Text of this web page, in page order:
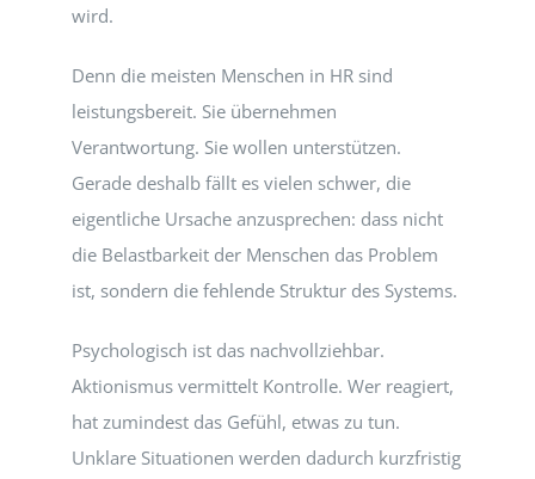
wird.
Denn die meisten Menschen in HR sind
leistungsbereit. Sie übernehmen
Verantwortung. Sie wollen unterstützen.
Gerade deshalb fällt es vielen schwer, die
eigentliche Ursache anzusprechen: dass nicht
die Belastbarkeit der Menschen das Problem
ist, sondern die fehlende Struktur des Systems.
Psychologisch ist das nachvollziehbar.
Aktionismus vermittelt Kontrolle. Wer reagiert,
hat zumindest das Gefühl, etwas zu tun.
Unklare Situationen werden dadurch kurzfristig